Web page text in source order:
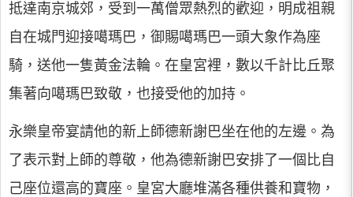
抵達南京城郊，受到一萬僧眾熱烈的歡迎，明成祖親
自在城門迎接噶瑪巴，御賜噶瑪巴一頭大象作為座
騎，送他一隻黃金法輪。在皇宮裡，數以千計比丘聚
集著向噶瑪巴致敬，也接受他的加持。
永樂皇帝宴請他的新上師德新謝巴坐在他的左邊。為
了表示對上師的尊敬，他為德新謝巴安排了一個比自
己座位還高的寶座。皇宮大廳堆滿各種供養和寶物，